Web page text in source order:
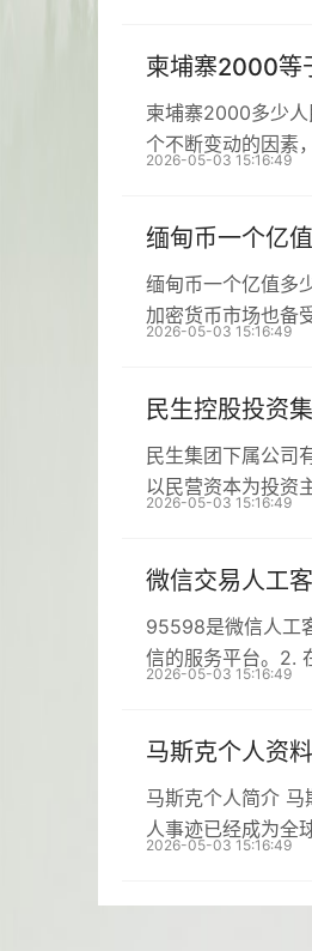
柬埔寨2000等
柬埔寨2000多少
个不断变动的因素
2026-05-03 15:16:49
缅甸币一个亿
缅甸币一个亿值多
加密货币市场也备
2026-05-03 15:16:49
民生控股投资
民生集团下属公司
以民营资本为投资
2026-05-03 15:16:49
微信交易人工
95598是微信人工
信的服务平台。2.
2026-05-03 15:16:49
马斯克个人资
马斯克个人简介
人事迹已经成为全
2026-05-03 15:16:49